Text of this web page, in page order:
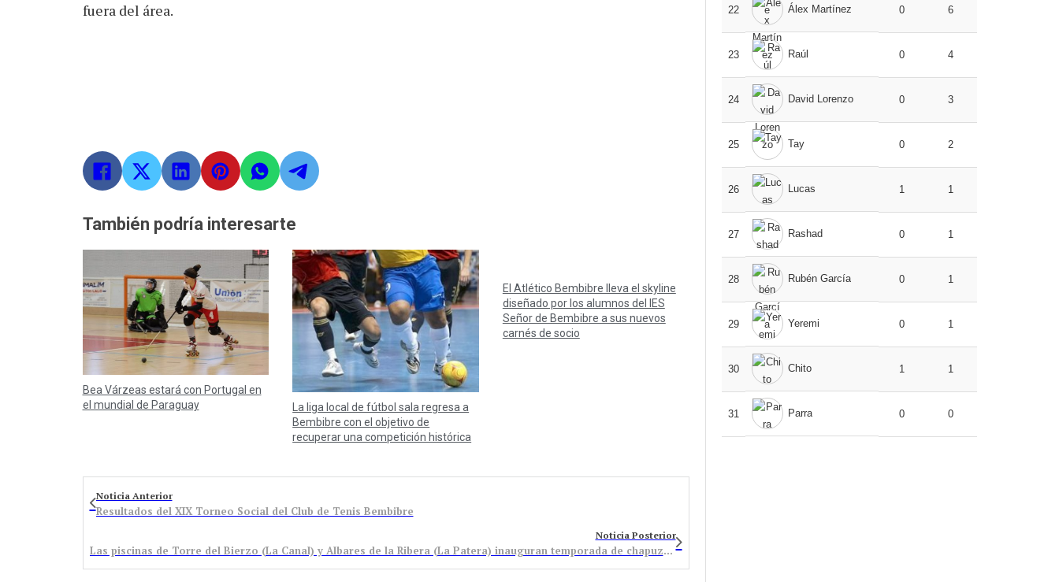
fuera del área.
También podría interesarte
Bea Várzeas estará con Portugal en
el mundial de Paraguay
La liga local de fútbol sala regresa a
Bembibre con el objetivo de
recuperar una competición histórica
El Atlético Bembibre lleva el skyline
diseñado por los alumnos del IES
Señor de Bembibre a sus nuevos
carnés de socio
Noticia Anterior
Resultados del XIX Torneo Social del Club de Tenis Bembibre
Noticia Posterior
Las piscinas de Torre del Bierzo (La Canal) y Albares de la Ribera (La Patera) inauguran temporada de chapuzones
22 Álex Martínez 0 6
23 Raúl 0 4
24 David Lorenzo 0 3
25 Tay 0 2
26 Lucas 1 1
27 Rashad 0 1
28 Rubén García 0 1
29 Yeremi 0 1
30 Chito 1 1
31 Parra 0 0